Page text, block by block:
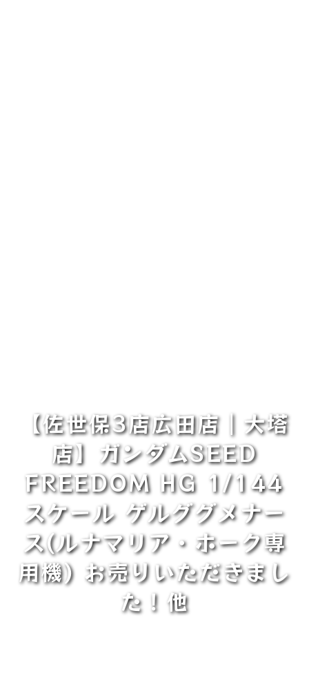
【佐世保3店広田店｜大塔
店】ガンダムSEED
FREEDOM HG 1/144
スケール ゲルググメナー
ス(ルナマリア・ホーク専
用機) お売りいただきまし
た！他